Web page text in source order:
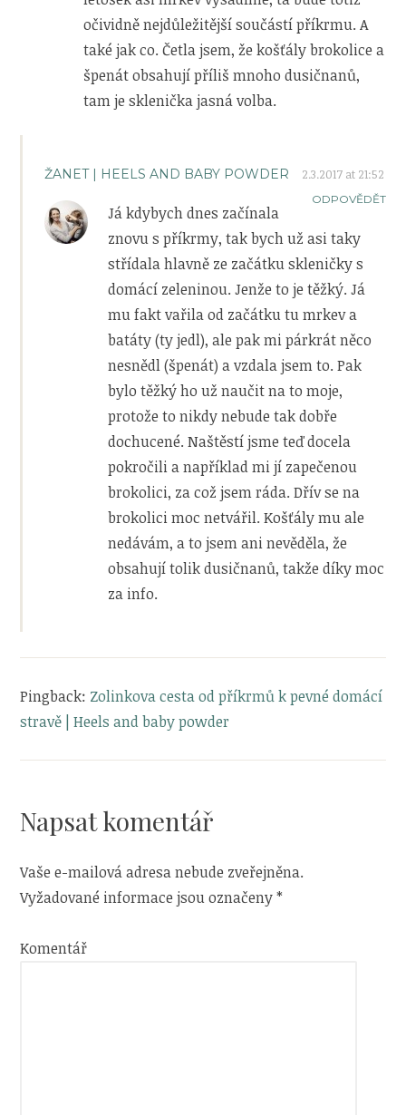
očividně nejdůležitější součástí příkrmu. A
také jak co. Četla jsem, že košťály brokolice a
špenát obsahují příliš mnoho dusičnanů,
tam je sklenička jasná volba.
ŽANET | HEELS AND BABY POWDER 2.3.2017 at 21:52
ODPOVĚDĚT
Já kdybych dnes začínala
znovu s příkrmy, tak bych už asi taky
střídala hlavně ze začátku skleničky s
domácí zeleninou. Jenže to je těžký. Já
mu fakt vařila od začátku tu mrkev a
batáty (ty jedl), ale pak mi párkrát něco
nesnědl (špenát) a vzdala jsem to. Pak
bylo těžký ho už naučit na to moje,
protože to nikdy nebude tak dobře
dochucené. Naštěstí jsme teď docela
pokročili a například mi jí zapečenou
brokolici, za což jsem ráda. Dřív se na
brokolici moc netvářil. Košťály mu ale
nedávám, a to jsem ani nevěděla, že
obsahují tolik dusičnanů, takže díky moc
za info.
Pingback: Zolinkova cesta od příkrmů k pevné domácí
stravě | Heels and baby powder
Napsat komentář
Vaše e-mailová adresa nebude zveřejněna.
Vyžadované informace jsou označeny*
Komentář